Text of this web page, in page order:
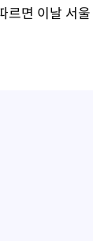
르면 이날 서